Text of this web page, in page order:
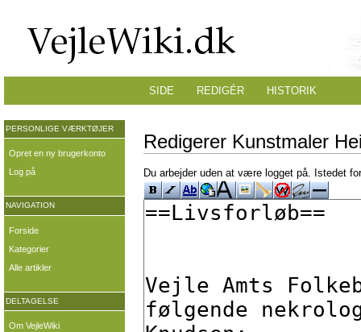
Redigerer Kunstmaler
Du arbejder uden at være logget på. Istedet
SIDE REDIGÉR HISTORIK
PERSONLIGE VÆRKTØJER
Opret en ny brugerkonto
Log på
NAVIGATION
Forside
Kategorier
Alle artikler
DELTAGELSE
Om VejleWiki